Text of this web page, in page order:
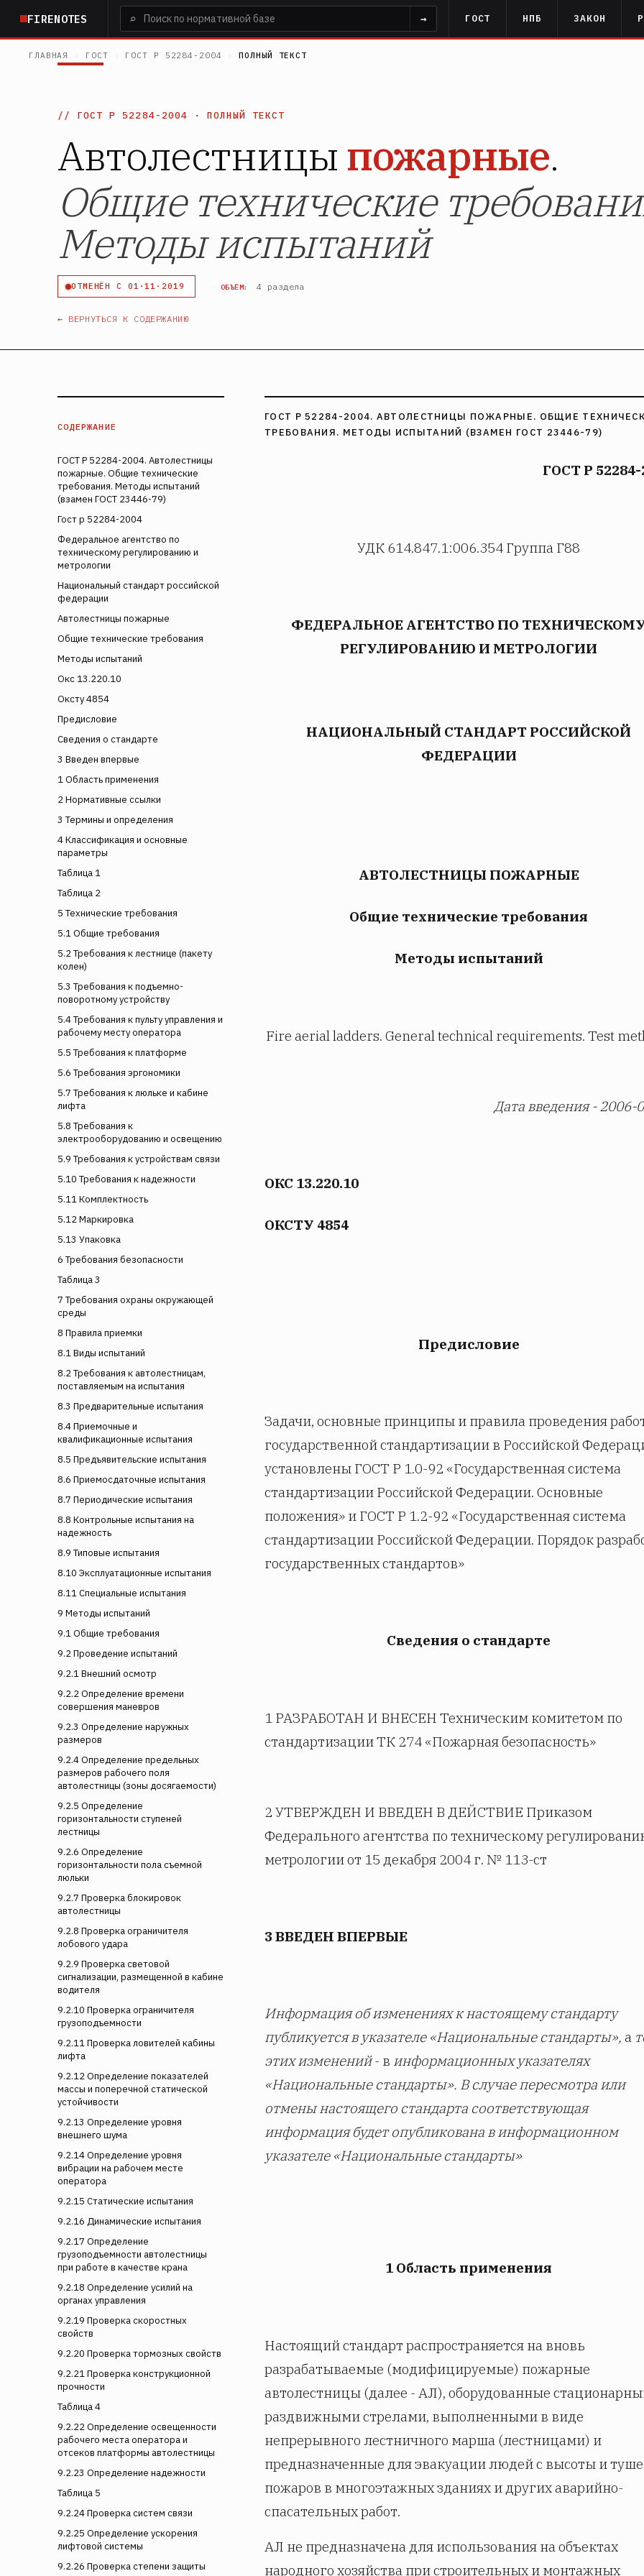
основному
содержанию
FIRENOTES ⌕ → ГОСТ НПБ ЗАКОН
ГЛАВНАЯ ГОСТ ГОСТ Р 52284-2004 ПОЛНЫЙ ТЕКСТ
ГОСТ Р 52284-2004 · ПОЛНЫЙ ТЕКСТ
Автолестницы пожарные.
Общие технические
Методы испытаний
ОТМЕНЁН С 01·11·2019 · ОБЪЁМ: 4 раздела
← ВЕРНУТЬСЯ К СОДЕРЖАНИЮ
СОДЕРЖАНИЕ
ГОСТ Р 52284-2004. Автолестницы
пожарные. Общие технические
требования. Методы испытаний
(взамен ГОСТ 23446-79)
Гост р 52284-2004
Федеральное агентство по
техническому регулированию и
метрологии
Национальный стандарт российской
федерации
Автолестницы пожарные
Общие технические требования
Методы испытаний
Окс 13.220.10
Оксту 4854
Предисловие
Сведения о стандарте
3 Введен впервые
1 Область применения
2 Нормативные ссылки
3 Термины и определения
4 Классификация и основные
параметры
Таблица 1
Таблица 2
5 Технические требования
5.1 Общие требования
5.2 Требования к лестнице (пакету
колен)
5.3 Требования к подъемно-
поворотному устройству
5.4 Требования к пульту управления и
рабочему месту оператора
5.5 Требования к платформе
5.6 Требования эргономики
5.7 Требования к люльке и кабине
лифта
5.8 Требования к
электрооборудованию и освещению
5.9 Требования к устройствам связи
5.10 Требования к надежности
5.11 Комплектность
5.12 Маркировка
5.13 Упаковка
6 Требования безопасности
Таблица 3
7 Требования охраны окружающей
среды
8 Правила приемки
8.1 Виды испытаний
8.2 Требования к автолестницам,
поставляемым на испытания
8.3 Предварительные испытания
8.4 Приемочные и
квалификационные испытания
8.5 Предъявительские испытания
8.6 Приемосдаточные испытания
8.7 Периодические испытания
8.8 Контрольные испытания на
надежность
8.9 Типовые испытания
8.10 Эксплуатационные испытания
8.11 Специальные испытания
9 Методы испытаний
9.1 Общие требования
9.2 Проведение испытаний
9.2.1 Внешний осмотр
9.2.2 Определение времени
совершения маневров
9.2.3 Определение наружных
размеров
9.2.4 Определение предельных
размеров рабочего поля
автолестницы (зоны досягаемости)
9.2.5 Определение
горизонтальности ступеней
лестницы
9.2.6 Определение
горизонтальности пола съемной
люльки
9.2.7 Проверка блокировок
автолестницы
9.2.8 Проверка ограничителя
лобового удара
9.2.9 Проверка световой
сигнализации, размещенной в кабине
водителя
9.2.10 Проверка ограничителя
грузоподъемности
9.2.11 Проверка ловителей кабины
лифта
9.2.12 Определение показателей
массы и поперечной статической
устойчивости
9.2.13 Определение уровня
внешнего шума
9.2.14 Определение уровня
вибрации на рабочем месте
оператора
9.2.15 Статические испытания
9.2.16 Динамические испытания
9.2.17 Определение
грузоподъемности автолестницы
при работе в качестве крана
9.2.18 Определение усилий на
органах управления
9.2.19 Проверка скоростных
свойств
9.2.20 Проверка тормозных свойств
9.2.21 Проверка конструкционной
прочности
Таблица 4
9.2.22 Определение освещенности
рабочего места оператора и
отсеков платформы автолестницы
9.2.23 Определение надежности
Таблица 5
9.2.24 Проверка систем связи
9.2.25 Определение ускорения
лифтовой системы
9.2.26 Проверка степени защиты
ГОСТ Р 52284-2004. АВТОЛЕСТНИЦЫ ПОЖАРНЫЕ. ОБЩИЕ
ТРЕБОВАНИЯ. МЕТОДЫ ИСПЫТАНИЙ (ВЗАМЕН ГОСТ 23446-79)
ГОСТ Р 52284-
УДК 614.847.1:006.354 Группа Г88
ФЕДЕРАЛЬНОЕ АГЕНТСТВО ПО
РЕГУЛИРОВАНИЮ И МЕТРОЛОГИИ
НАЦИОНАЛЬНЫЙ СТАНДАРТ РОССИЙСКОЙ
ФЕДЕРАЦИИ
АВТОЛЕСТНИЦЫ ПОЖАРНЫЕ
Общие технические требования
Методы испытаний
Fire aerial ladders. General technical requirements. Test
Дата введения - 2006-
ОКС 13.220.10
ОКСТУ 4854
Предисловие
Задачи, основные принципы и правила проведения
государственной стандартизации в Российской
установлены ГОСТ Р 1.0-92 «Государственная система
стандартизации Российской Федерации. Основные
положения» и ГОСТ Р 1.2-92 «Государственная система
стандартизации Российской Федерации. Порядок
государственных стандартов»
Сведения о стандарте
1 РАЗРАБОТАН И ВНЕСЕН Техническим комитетом по
стандартизации ТК 274 «Пожарная безопасность»
2 УТВЕРЖДЕН И ВВЕДЕН В ДЕЙСТВИЕ Приказом
Федерального агентства по техническому
метрологии от 15 декабря 2004 г. № 113-ст
3 ВВЕДЕН ВПЕРВЫЕ
Информация об изменениях к настоящему стандарту
публикуется в указателе «Национальные стандарты», а
этих изменений- в информационных указателях
«Национальные стандарты». В случае пересмотра или
отмены настоящего стандарта соответствующая
информация будет опубликована в информационном
указателе «Национальные стандарты»
1 Область применения
Настоящий стандарт распространяется на вновь
разрабатываемые (модифицируемые) пожарные
автолестницы (далее - АЛ), оборудованные
раздвижными стрелами, выполненными в виде
непрерывного лестничного марша (лестницами) и
предназначенные для эвакуации людей с высоты и
пожаров в многоэтажных зданиях и других аварийно-
спасательных работ.
АЛ не предназначена для использования на объектах
народного хозяйства при строительных и монтажных